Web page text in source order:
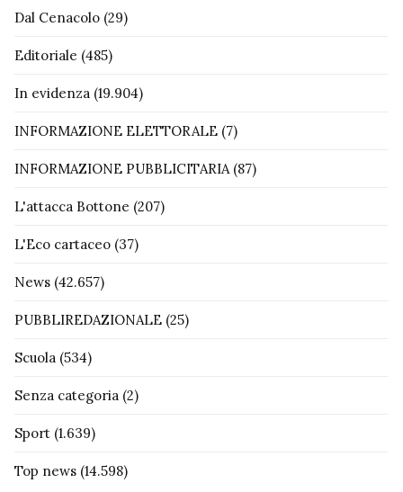
Dal Cenacolo (29)
Editoriale (485)
In evidenza (19.904)
INFORMAZIONE ELETTORALE (7)
INFORMAZIONE PUBBLICITARIA(87)
L'attacca Bottone (207)
L'Eco cartaceo (37)
News (42.657)
PUBBLIREDAZIONALE (25)
Scuola (534)
Senza categoria (2)
Sport (1.639)
Top news (14.598)